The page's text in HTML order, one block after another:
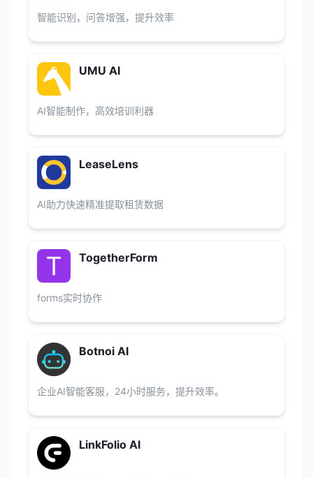
智能识别，问答增强，提升效率
UMU AI
AI智能制作，高效培训利器
LeaseLens
AI助力快速精准提取租赁数据
TogetherForm
forms实时协作
Botnoi AI
企业AI智能客服，24小时服务，提升效率。
LinkFolio AI